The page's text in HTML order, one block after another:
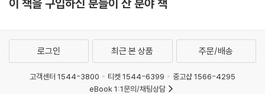
이 책을 구입하신 분들이 산 분야 책
로그인 최근 본 상품 주문/배송
고객센터 1544-3800 티켓 1544-6399
중고샵 1566-4295
eBook 1:1문의/채팅상담